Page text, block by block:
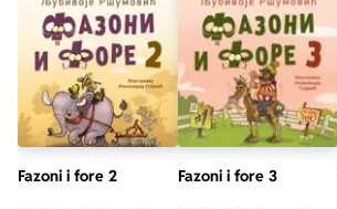
Fazoni i fore 2 Fazoni i fore 3